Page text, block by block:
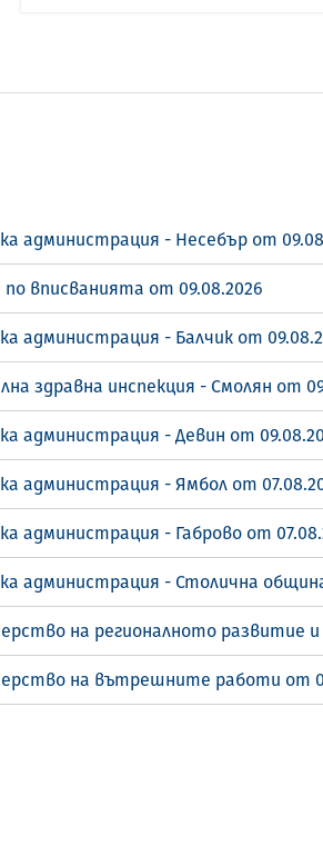
администрация - Несебър от
вписванията от 09.08.2026
администрация - Балчик от
здравна инспекция - Смолян от
администрация - Девин от
администрация - Ямбол от
администрация - Габрово от
администрация - Столична
на регионалното развитие
на вътрешните работи от